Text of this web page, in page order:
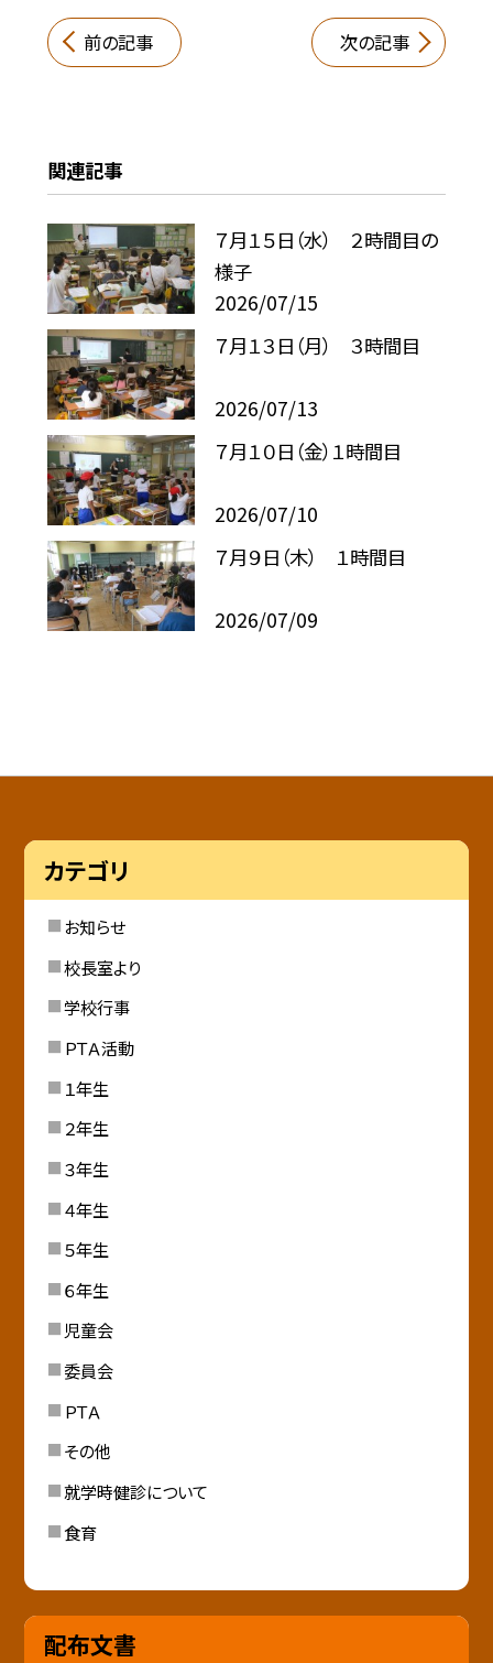
前の記事 次の記事
関連記事
７月１５日（水） ２時間目の
様子
2026/07/15
７月１３日（月） ３時間目
2026/07/13
７月１０日（金）１時間目
2026/07/10
７月９日（木） １時間目
2026/07/09
カテゴリ
お知らせ
校長室より
学校行事
ＰＴＡ活動
１年生
２年生
３年生
４年生
５年生
６年生
児童会
委員会
ＰＴＡ
その他
就学時健診について
食育
配布文書